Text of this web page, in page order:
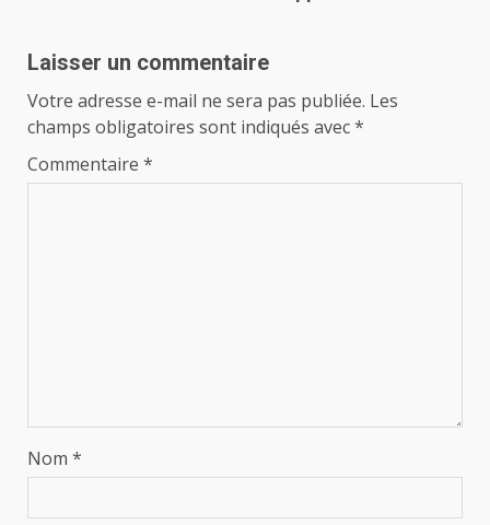
Laisser un commentaire
Votre adresse e-mail ne sera pas publiée. Les
champs obligatoires sont indiqués avec*
Commentaire *
Nom *